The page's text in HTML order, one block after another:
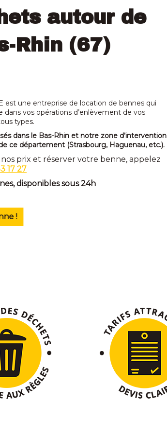
autour de
Rhin (67)
est une entreprise de location de bennes qui
dans vos opérations d’enlèvement de vos
types.
dans le Bas-Rhin et notre zone d’intervention
ce département (Strasbourg, Haguenau, etc.).
prix et réserver votre benne, appelez
17 27
disponibles sous 24h
!